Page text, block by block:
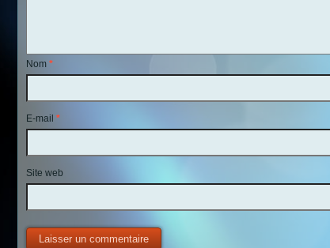
Nom *
E-mail *
Site web